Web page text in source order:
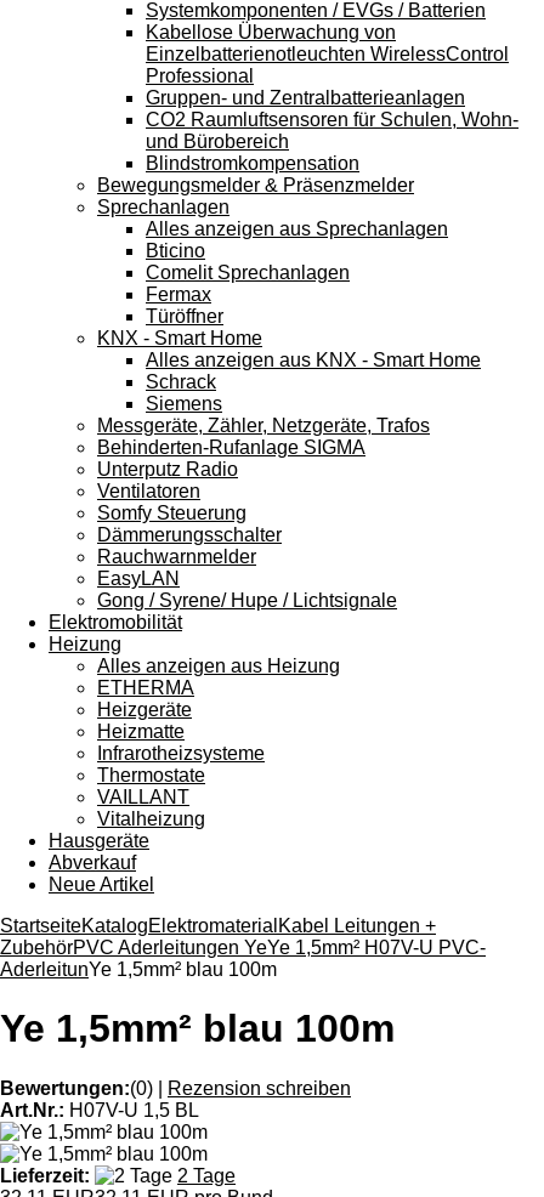
Systemkomponenten / EVGs / Batterien
Kabellose Überwachung von
Einzelbatterienotleuchten WirelessControl
Professional
Gruppen- und Zentralbatterieanlagen
CO2 Raumluftsensoren für Schulen, Wohn-
und Bürobereich
Blindstromkompensation
Bewegungsmelder & Präsenzmelder
Sprechanlagen
Alles anzeigen aus Sprechanlagen
Bticino
Comelit Sprechanlagen
Fermax
Türöffner
KNX - Smart Home
Alles anzeigen aus KNX - Smart Home
Schrack
Siemens
Messgeräte, Zähler, Netzgeräte, Trafos
Behinderten-Rufanlage SIGMA
Unterputz Radio
Ventilatoren
Somfy Steuerung
Dämmerungsschalter
Rauchwarnmelder
EasyLAN
Gong / Syrene/ Hupe / Lichtsignale
Elektromobilität
Heizung
Alles anzeigen aus Heizung
ETHERMA
Heizgeräte
Heizmatte
Infrarotheizsysteme
Thermostate
VAILLANT
Vitalheizung
Hausgeräte
Abverkauf
Neue Artikel
StartseiteKatalogElektromaterial Kabel Leitungen +
ZubehörPVC Aderleitungen YeYe 1,5mm² H07V-U PVC-
AderleitunYe 1,5mm² blau 100m
Ye 1,5mm² blau 100m
Bewertungen:(0)
Rezension schreiben
Art.Nr.: H07V-U 1,5 BL
Lieferzeit:
2 Tage